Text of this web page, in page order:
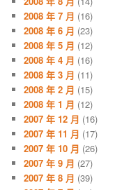
2008 年 7 月 (16)
2008 年 6 月 (23)
2008 年 5 月 (12)
2008 年 4 月 (16)
2008 年 3 月 (11)
2008 年 2 月 (15)
2008 年 1 月 (12)
2007 年 12 月 (16)
2007 年 11 月 (17)
2007 年 10 月 (26)
2007 年 9 月 (27)
2007 年 8 月 (39)